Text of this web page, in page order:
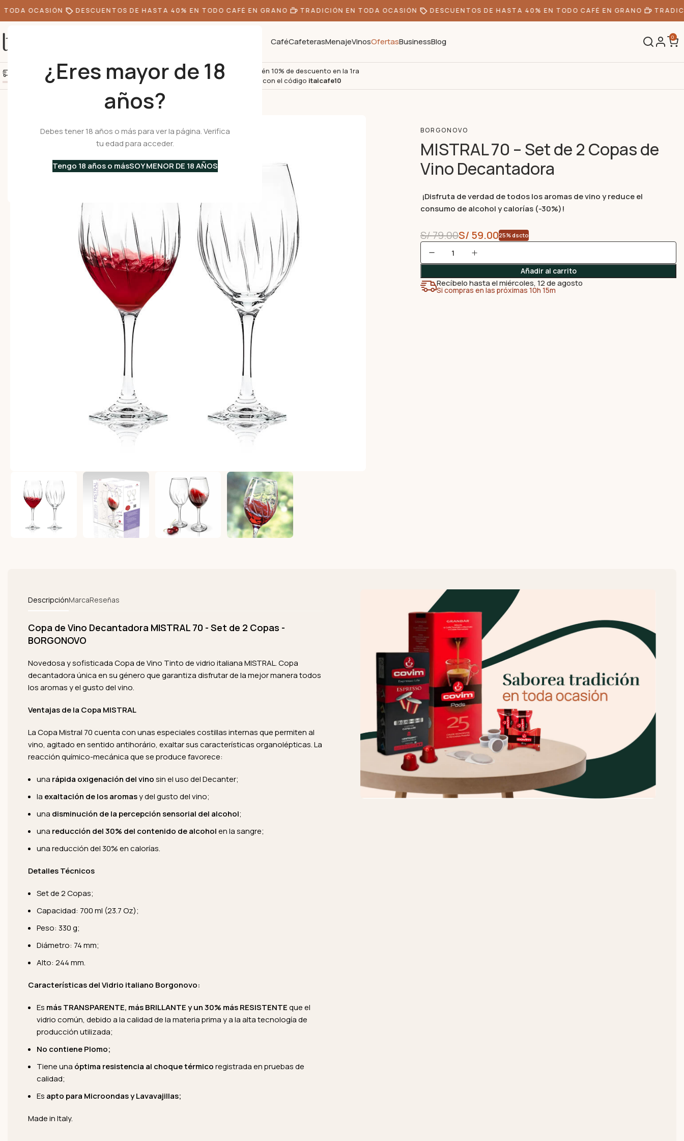
¿Eres mayor de 18
años?
Debes tener 18 años o más para ver la página. Verifica
tu edad para acceder.
Tengo 18 años o másSOY MENOR DE 18 AÑOS
OCASIÓN DESCUENTOS DE HASTA 40% EN TODO CAFÉ EN GRANO TRADICIÓN EN TODA OCASIÓN DESCUENTOS DE HASTA 40% EN TODO CAFÉ EN GRANO
CaféCafeterasMenajeVinosOfertasBusinessBlog 0
Agrega S/300.00 más y obtén envío gratis +10k de clientes felices
Obtén 10% de descuento en la 1ra
compra con el código italcafe10
MISTRAL 70 – Set de 2 Copas de Vino Decantadora
BORGONOVO
MISTRAL 70 – Set de 2 Copas de
Vino Decantadora
¡Disfruta de verdad de todos los aromas de vino y reduce el
consumo de alcohol y calorías (-30%)!
S/79.00S/ 59.0025% dscto
Añadir al carrito
Recíbelo hasta el miércoles, 12 de agosto
Si compras en las próximas 10h 15m
DescripciónMarcaReseñas
Copa de Vino Decantadora MISTRAL 70 - Set de 2 Copas -
BORGONOVO
Novedosa y sofisticada Copa de Vino Tinto de vidrio italiana MISTRAL. Copa
decantadora única en su género que garantiza disfrutar de la mejor manera todos
los aromas y el gusto del vino.
Ventajas de la Copa MISTRAL
La Copa Mistral 70 cuenta con unas especiales costillas internas que permiten al
vino, agitado en sentido antihorário, exaltar sus características organolépticas. La
reacción químico-mecánica que se produce favorece:
una rápida oxigenación del vinosin el uso del Decanter;
la exaltación de los aromasy del gusto del vino;
una disminución de la percepción sensorial del alcohol;
una reducción del 30% del contenido de alcoholen la sangre;
una reducción del 30% en calorías.
Detalles Técnicos
Set de 2 Copas;
Capacidad: 700 ml (23.7 Oz);
Peso: 330 g;
Diámetro: 74 mm;
Alto: 244 mm.
Características del Vidrio italiano Borgonovo:
Es más TRANSPARENTE, más BRILLANTE y un 30% más RESISTENTEque el
vidrio común, debido a la calidad de la materia prima y a la alta tecnología de
producción utilizada;
No contiene Plomo;
Tiene una óptima resistencia al choque térmicoregistrada en pruebas de
calidad;
Es apto para Microondas y Lavavajillas;
Made in Italy.